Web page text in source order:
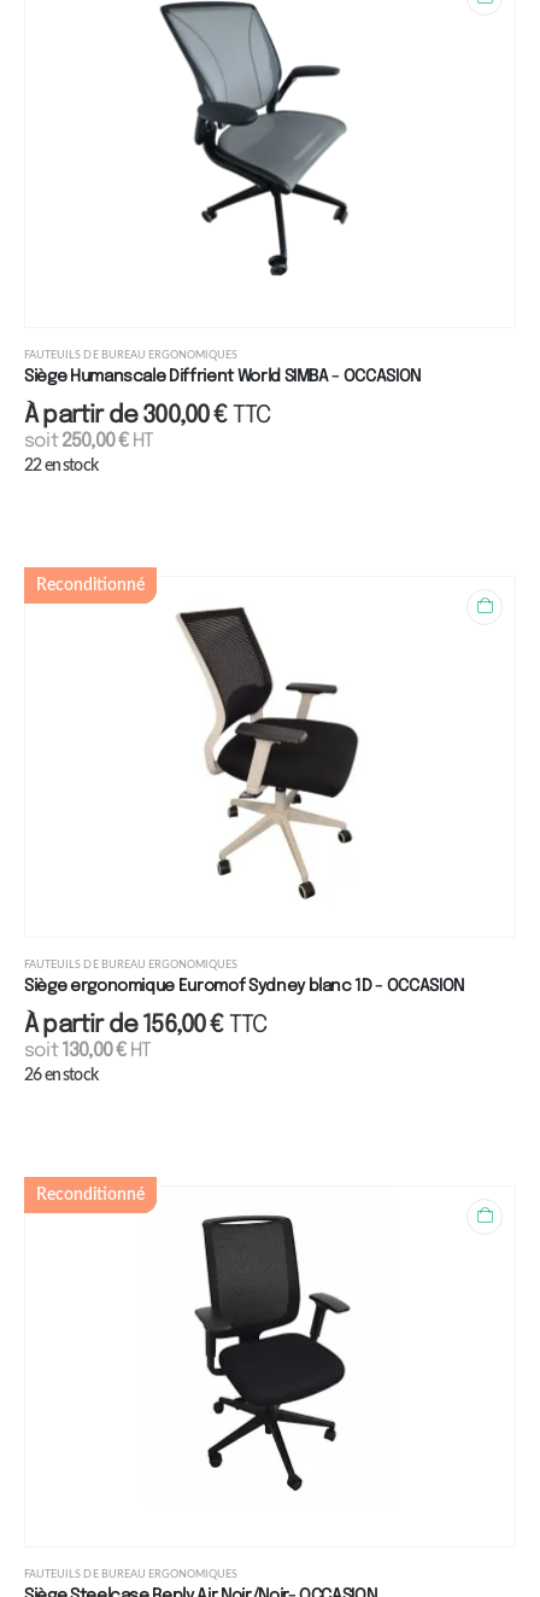
FAUTEUILS DE BUREAU ERGONOMIQUES
Siège Humanscale Diffrient World SIMBA - OCCASION
À partir de300,00€ TTC
soit250,00€HT
22 en stock
Reconditionné
FAUTEUILS DE BUREAU ERGONOMIQUES
Siège ergonomique Euromof Sydney blanc 1D - OCCASION
À partir de156,00€ TTC
soit130,00€HT
26 en stock
Reconditionné
FAUTEUILS DE BUREAU ERGONOMIQUES